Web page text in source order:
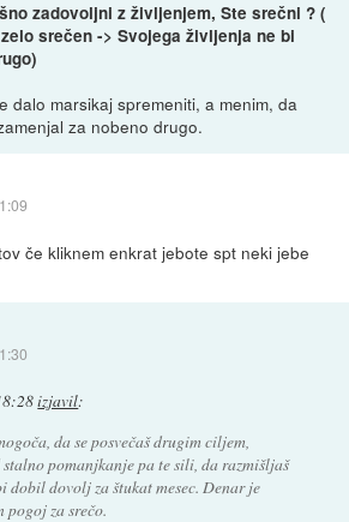
zadovoljni z življenjem, Ste srečni ? (
srečen -> Svojega življenja ne bi
dalo marsikaj spremeniti, a menim, da
za nobeno drugo.
če kliknem enkrat jebote spt neki jebe
izjavil:
da se posvečaš drugim ciljem,
pomanjkanje pa te sili, da razmišljaš
dobil dovolj za štukat mesec. Denar je
pogoj za srečo.